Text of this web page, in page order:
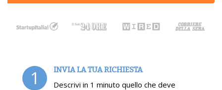
1 INVIA LA TUA RICHIESTA
Descrivi in 1 minuto quello che deve